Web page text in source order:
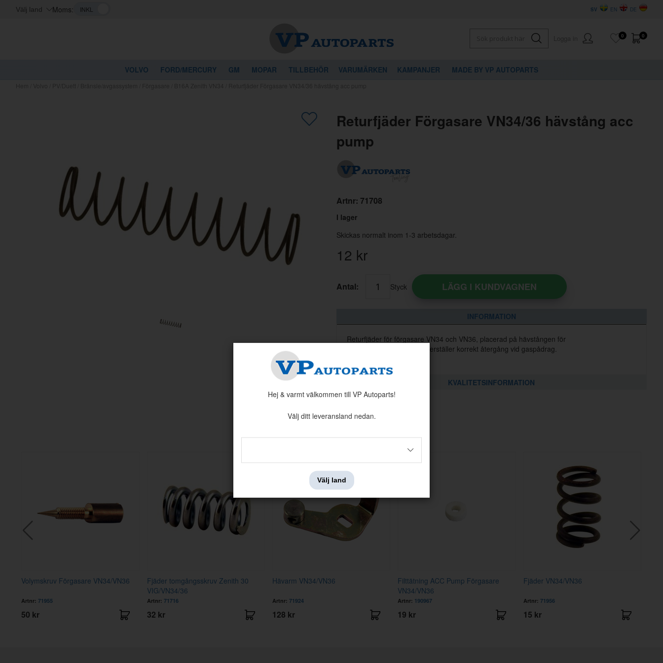
Välj land Moms: DE
EN
SV
0
0
VOLVO FORD/MERCURY GM MOPAR TILLBEHÖR VARUMÄRKEN KAMPANJER MADE BY VP AUTOPARTS
Kanske någon av dessa produkter kan intressera dig?Returfjäder Förgasare VN34/36 hävstång acc
pump
Artnr: 71708
I lager
Skickas normalt inom 1-3 arbetsdagar.
12 kr
Antal: Styck LÄGG I KUNDVAGNEN
INFORMATION
Returfjäder för förgasare VN34 och VN36, placerad på hävstången för
accelerationspumpen. Säkerställer korrekt återgång vid gaspådrag.
KVALITETSINFORMATION
Volymskruv Förgasare VN34/VN36
Artnr:71955
50 kr
Fjäder tomgångsskruv Zenith 30
VIG/VN34/36
Artnr: 71716
32 kr
Hävarm VN34/VN36
Artnr:71924
128 kr
Filttätning ACC Pump Förgasare
VN34/VN36
Artnr: 190967
19 kr
Fjäder VN34/VN36
Artnr: 71956
15 kr
Hej & varmt välkommen till VP Autoparts!
Välj ditt leveransland nedan.
Välj land